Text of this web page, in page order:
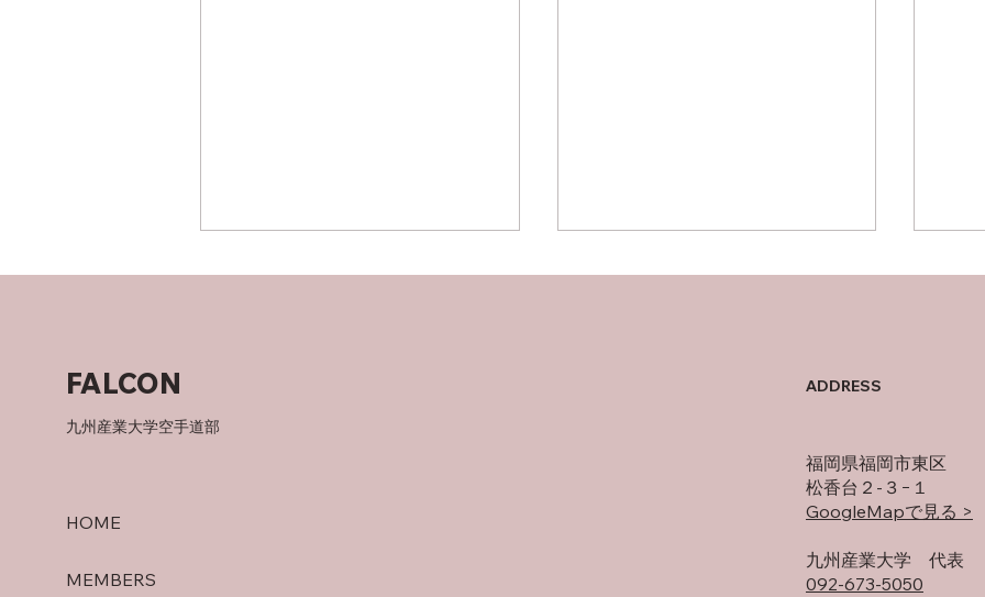
HOME
MEMBERS
FALCON
九州産業大学空手道部
ADDRESS
福岡県福岡市東区
松香台２-３−１
GoogleMapで見る >
​九州産業大学 代表
092-673-5050